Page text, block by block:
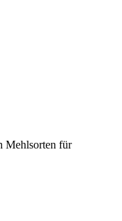
Mehlsorten für